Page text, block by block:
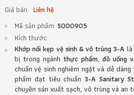
Giá bán: Liên hệ
Mã sản phẩm: S000905
Kích thước:
Khớp nối kẹp vệ sinh & vô trùng 3-A
bị trong ngành thực phẩm, đồ uống
chuẩn vệ sinh nghiêm ngặt và dễ
phẩm đạt tiêu chuẩn3-A Sanitary
chuyền sản xuất sạch, vô trùng và an